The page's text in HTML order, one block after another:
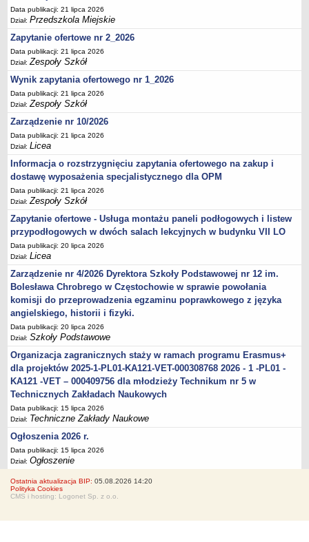
Data publikacji: 21 lipca 2026
Dział:Przedszkola Miejskie
Zapytanie ofertowe nr 2_2026
Data publikacji: 21 lipca 2026
Dział:Zespoły Szkół
Wynik zapytania ofertowego nr 1_2026
Data publikacji: 21 lipca 2026
Dział:Zespoły Szkół
Zarządzenie nr 10/2026
Data publikacji: 21 lipca 2026
Dział:Licea
Informacja o rozstrzygnięciu zapytania ofertowego na zakup i
dostawę wyposażenia specjalistycznego dla OPM
Data publikacji: 21 lipca 2026
Dział:Zespoły Szkół
Zapytanie ofertowe - Usługa montażu paneli podłogowych i listew
przypodłogowych w dwóch salach lekcyjnych w budynku VII LO
Data publikacji: 20 lipca 2026
Dział:Licea
Zarządzenie nr 4/2026 Dyrektora Szkoły Podstawowej nr 12 im.
Bolesława Chrobrego w Częstochowie w sprawie powołania
komisji do przeprowadzenia egzaminu poprawkowego z języka
angielskiego, historii i fizyki.
Data publikacji: 20 lipca 2026
Dział:Szkoły Podstawowe
Organizacja zagranicznych staży w ramach programu Erasmus+
dla projektów 2025-1-PL01-KA121-VET-000308768 2026 - 1 -PL01 -
KA121 -VET – 000409756 dla młodzieży Technikum nr 5 w
Technicznych Zakładach Naukowych
Data publikacji: 15 lipca 2026
Dział: Techniczne Zakłady Naukowe
Ogłoszenia 2026 r.
Data publikacji: 15 lipca 2026
Dział:Ogłoszenie
Ostatnia aktualizacja BIP: 05.08.2026 14:20
Polityka Cookies
CMS i hosting: Logonet Sp. z o.o.